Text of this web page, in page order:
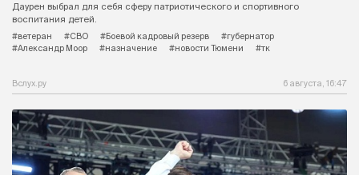
Даурен выбрал для себя сферу патриотического и спортивного
воспитания детей.
#ветеран
#СВО #Боевой кадровый резерв
#губернатор
#Александр Моор
#назначение #новости Тюмени #тк
Вслух.ру 6 августа, 16:47